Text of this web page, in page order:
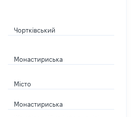
Чортківський
Монастириська
Місто
Монастириська